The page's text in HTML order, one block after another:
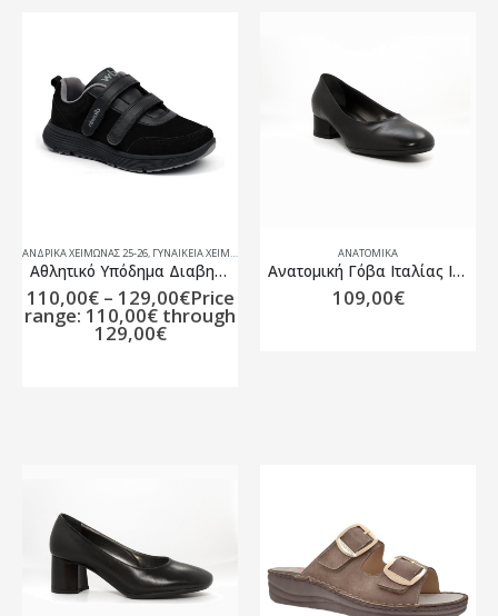
ΑΝΔΡΙΚΆ ΧΕΙΜΏΝΑΣ 25-26, ΓΥΝΑΙΚΕΊΑ ΧΕΙΜΏΝΑΣ 25-26 ΥΠΟΔΗΜΑΤΑ,ΥΠΟΔΉΜΑΤΑ ΕΙΔΙΚΏΝ
Αθλητικό Υπόδημα Διαβητικών Unisex
110,00€ – 129,00€Price
range: 110,00€ through
129,00€
ΑΝΑΤΟΜΙΚΆ
Ανατομική Γόβα Ιταλίας Ilario Morelli B9E5030
109,00€